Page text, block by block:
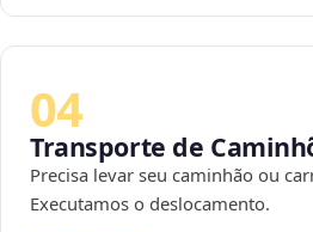
04
Transporte de
Precisa levar seu caminhão ou
Executamos o deslocamento.